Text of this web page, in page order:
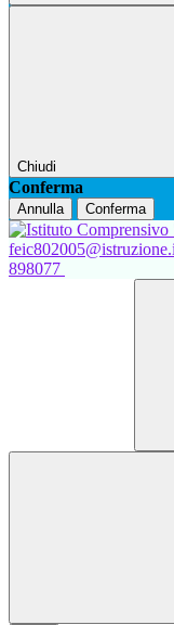
Chiudi
Conferma
Annulla Conferma
898077